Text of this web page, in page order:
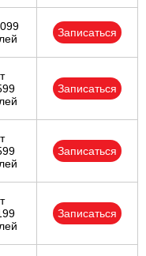
Записаться
Записаться
Записаться
Записаться